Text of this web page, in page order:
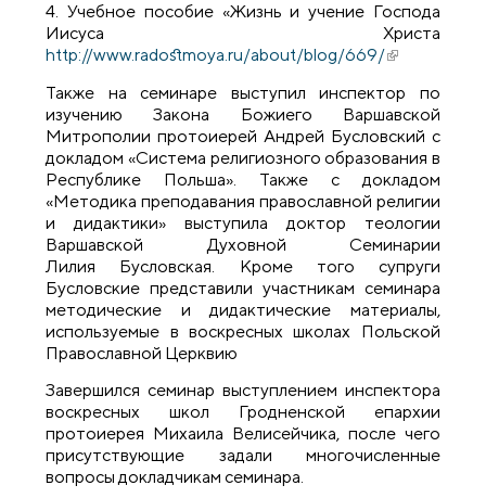
4. Учебное пособие «Жизнь и учение Господа
Иисуса Христа
http://www.radostmoya.ru/about/blog/669/(внешняя
Также на семинаре выступил инспектор по
изучению Закона Божиего Варшавской
Митрополии протоиерей Андрей Бусловский с
докладом «Система религиозного образования в
Республике Польша». Также с докладом
«Методика преподавания православной религии
и дидактики» выступила доктор теологии
Варшавской Духовной Семинарии
Лилия Бусловская. Кроме того супруги
Бусловские представили участникам семинара
методические и дидактические материалы,
используемые в воскресных школах Польской
Православной Церквию
Завершился семинар выступлением инспектора
воскресных школ Гродненской епархии
протоиерея Михаила Велисейчика, после чего
присутствующие задали многочисленные
вопросы докладчикам семинара.